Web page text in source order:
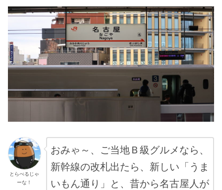
とらべるじゃ
ーな！
おみゃ～、ご当地Ｂ級グルメなら、
新幹線の改札出たら、新しい「うま
いもん通り」と、昔から名古屋人が